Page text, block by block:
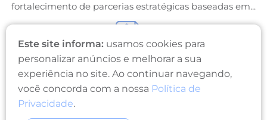
fortalecimento de parcerias estratégicas baseadas em...
Conformidade regulatória (BACEN, CVM, ANBIMA
e SUSEP)
Apoiamos organizações na gestão e mitigação de riscos
Este site informa: usamos cookies para
personalizar anúncios e melhorar a sua
experiência no site. Ao continuar navegando,
você concorda com a nossa Política de
Privacidade.